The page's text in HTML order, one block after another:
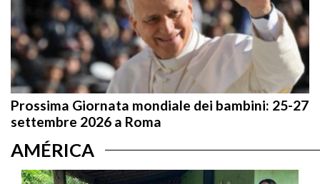
Prossima Giornata mondiale dei bambini: 25-27
settembre 2026 a Roma
AMÉRICA